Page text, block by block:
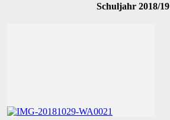
Schuljahr 2018/19